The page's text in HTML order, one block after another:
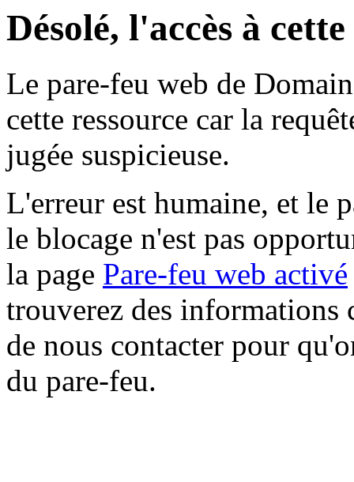
Désolé, l'accès à
Le pare-feu web de
cette ressource car la
jugée suspicieuse.
L'erreur est humaine, et le
le blocage n'est pas
la page Pare-feu web activé
trouverez des informations
de nous contacter pour
du pare-feu.